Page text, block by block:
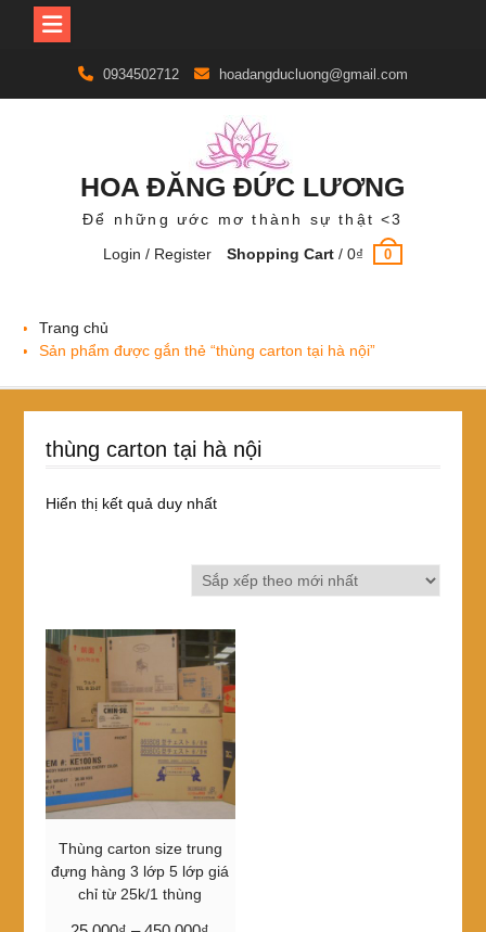
content
0934502712 hoadangducluong@gmail.com
HOA ĐĂNG ĐỨC LƯƠNG
Để những ước mơ thành sự thật <3
Login / Register
Shopping Cart /0₫ 0
Trang chủ
Sản phẩm được gắn thẻ “thùng carton tại hà nội”
thùng carton tại hà nội
Hiển thị kết quả duy nhất
Thùng carton size trung
đựng hàng 3 lớp 5 lớp giá
chỉ từ 25k/1 thùng